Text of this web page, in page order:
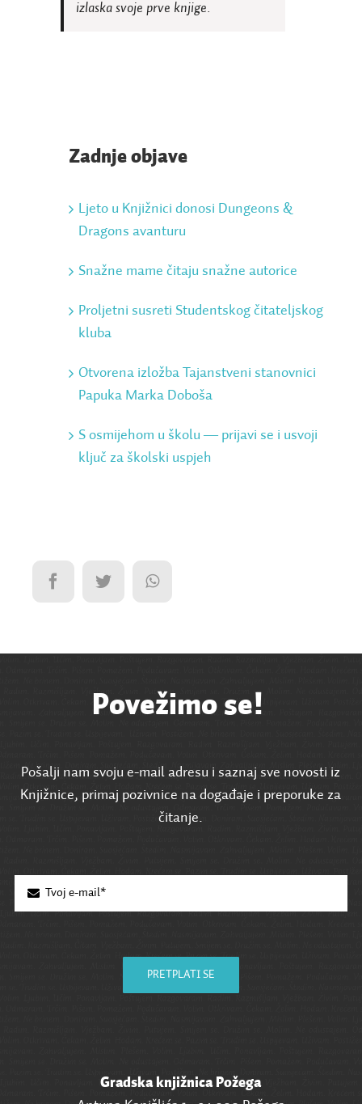
izlaska svoje prve knjige.
Zadnje objave
Ljeto u Knjižnici donosi Dungeons &
Dragons avanturu
Snažne mame čitaju snažne autorice
Proljetni susreti Studentskog čitateljskog
kluba
Otvorena izložba Tajanstveni stanovnici
Papuka Marka Doboša
S osmijehom u školu ― prijavi se i usvoji
ključ za školski uspjeh
Povežimo se!
Pošalji nam svoju e-mail adresu i saznaj sve novosti iz
Knjižnice, primaj pozivnice na događaje i preporuke za
čitanje.
PRETPLATI SE
Gradska knjižnica Požega